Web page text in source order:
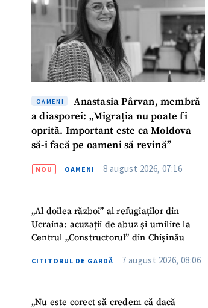
OAMENI
Anastasia Pârvan, membră
a diasporei: „Migrația nu poate fi
oprită. Important este ca Moldova
să-i facă pe oameni să revină”
NOU OAMENI 8 august 2026, 07:16
„Al doilea război” al refugiaților din
Ucraina: acuzații de abuz și umilire la
Centrul „Constructorul” din Chișinău
CITITORUL DE GARDĂ 7 august 2026, 08:06
„Nu este corect să credem că dacă